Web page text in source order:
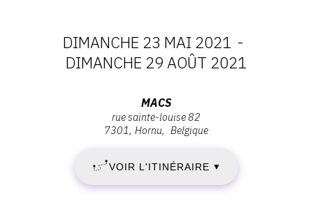
CGV
SUIVEZ-NOUS
FACEBOOK
DATES
:
DIMANCHE
23
MAI
DIMANCHE 23 MAI 2021 -
DIMANCHE 29 AOÛT 2021
MACS
rue sainte-louise 82
7301 Hornu Belgique
VOIR L'ITINÉRAIRE ▼